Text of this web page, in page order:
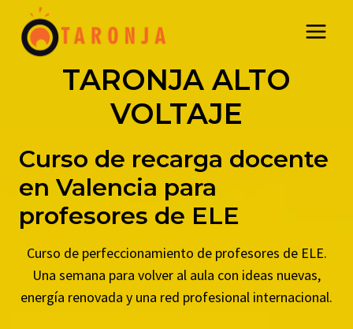
Saltar
contenido
TARONJA ALTO
VOLTAJE
Curso de recarga docente
en Valencia para
profesores de ELE
Curso de perfeccionamiento de profesores de ELE.
Una semana para volver al aula con ideas nuevas,
energía renovada y una red profesional internacional.